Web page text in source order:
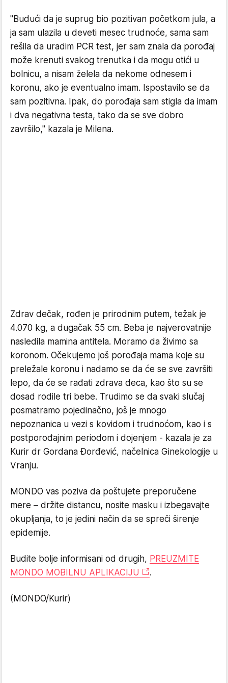
"Budući da je suprug bio pozitivan početkom jula, a
ja sam ulazila u deveti mesec trudnoće, sama sam
rešila da uradim PCR test, jer sam znala da porođaj
može krenuti svakog trenutka i da mogu otići u
bolnicu, a nisam želela da nekome odnesem i
koronu, ako je eventualno imam. Ispostavilo se da
sam pozitivna. Ipak, do porođaja sam stigla da imam
i dva negativna testa, tako da se sve dobro
završilo," kazala je Milena.
Zdrav dečak, rođen je prirodnim putem, težak je
4.070 kg, a dugačak 55 cm. Beba je najverovatnije
nasledila mamina antitela. Moramo da živimo sa
koronom. Očekujemo još porođaja mama koje su
preležale koronu i nadamo se da će se sve završiti
lepo, da će se rađati zdrava deca, kao što su se
dosad rodile tri bebe. Trudimo se da svaki slučaj
posmatramo pojedinačno, još je mnogo
nepoznanica u vezi s kovidom i trudnoćom, kao i s
postporođajnim periodom i dojenjem - kazala je za
Kurir dr Gordana Đorđević, načelnica Ginekologije u
Vranju.
MONDO vas poziva da poštujete preporučene
mere – držite distancu, nosite masku i izbegavajte
okupljanja, to je jedini način da se spreči širenje
epidemije.
Budite bolje informisani od drugih, PREUZMITE
MONDO MOBILNU APLIKACIJU
.
(MONDO/Kurir)